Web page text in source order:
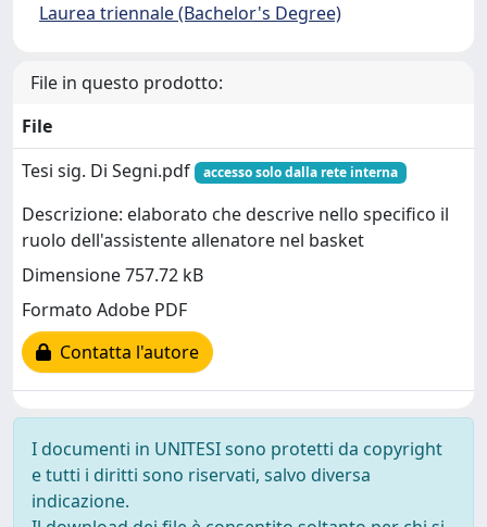
Laurea triennale (Bachelor's Degree)
File in questo prodotto:
File
Tesi sig. Di Segni.pdf
accesso solo dalla rete interna
Descrizione: elaborato che descrive nello specifico il
ruolo dell'assistente allenatore nel basket
Dimensione 757.72 kB
Formato Adobe PDF
Contatta l'autore
I documenti in UNITESI sono protetti da copyright
e tutti i diritti sono riservati, salvo diversa
indicazione.